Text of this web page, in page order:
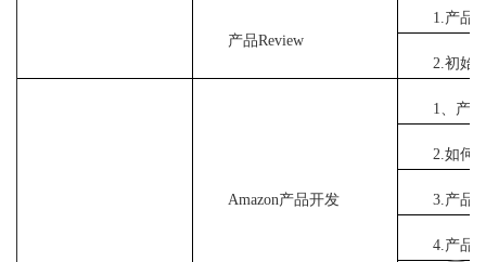
产品Review
1.产品
2.初始
Amazon产品开发
1、产
2.如何
3.产品
4.产品